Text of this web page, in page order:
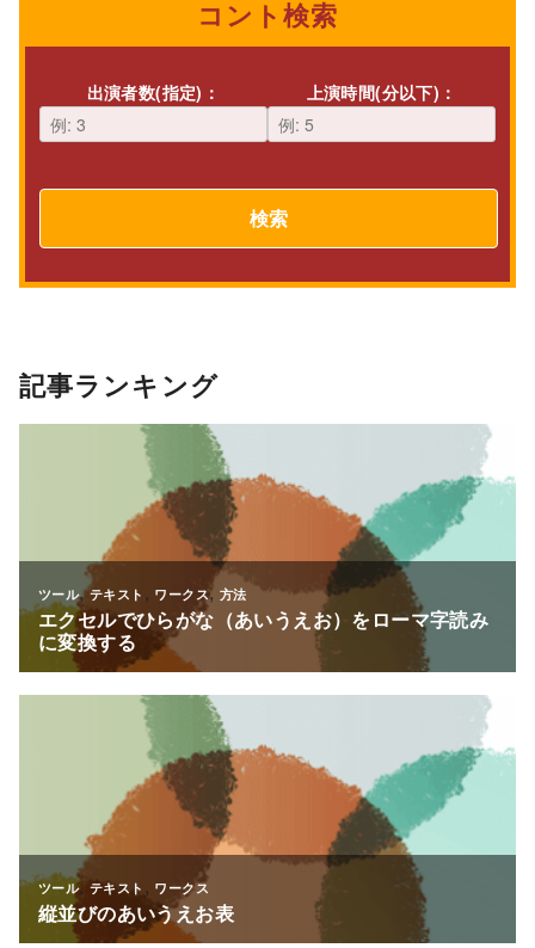
コント検索
出演者数(指定)： 上演時間(分以下)：
検索
記事ランキング